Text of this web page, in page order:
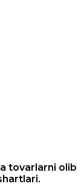
tovarlarni olib